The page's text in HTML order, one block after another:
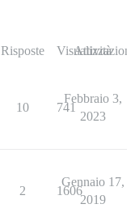
Risposte Visualizzazioni
Attività
10 741
Febbraio 3,
2023
2 1606
Gennaio 17,
2019